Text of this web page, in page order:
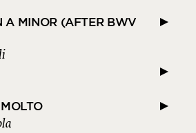
A MINOR (AFTER BWV